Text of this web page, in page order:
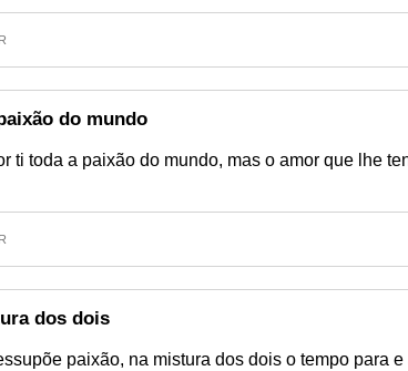
do mundo
ti toda a paixão do mundo, mas o amor que lhe
dos dois
paixão, na mistura dos dois o tempo para